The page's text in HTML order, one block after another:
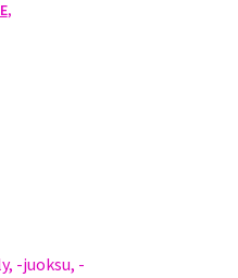
,
-juoksu, -